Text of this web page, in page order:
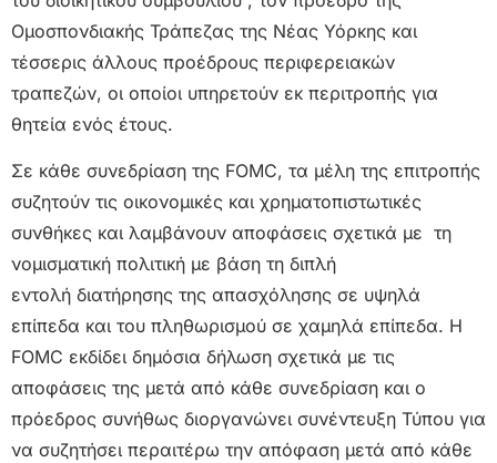
Ομοσπονδιακής Τράπεζας της Νέας Υόρκης και
τέσσερις άλλους προέδρους περιφερειακών
τραπεζών, οι οποίοι υπηρετούν εκ περιτροπής για
θητεία ενός έτους.
Σε κάθε συνεδρίαση της FOMC, τα μέλη της επιτροπής
συζητούν τις οικονομικές και χρηματοπιστωτικές
συνθήκες και λαμβάνουν αποφάσεις σχετικά με τη
νομισματική πολιτική με βάση τη διπλή
εντολή διατήρησης της απασχόλησης σε υψηλά
επίπεδα και του πληθωρισμού σε χαμηλά επίπεδα. Η
FOMC εκδίδει δημόσια δήλωση σχετικά με τις
αποφάσεις της μετά από κάθε συνεδρίαση και ο
πρόεδρος συνήθως διοργανώνει συνέντευξη Τύπου για
να συζητήσει περαιτέρω την απόφαση μετά από κάθε